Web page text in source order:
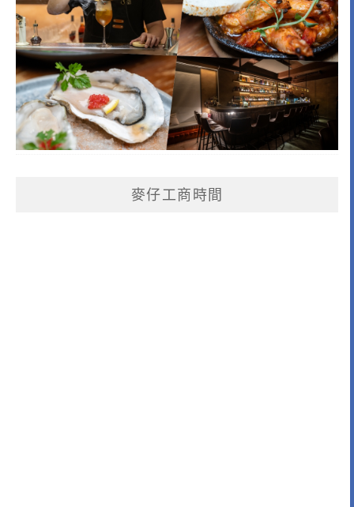
麥仔工商時間